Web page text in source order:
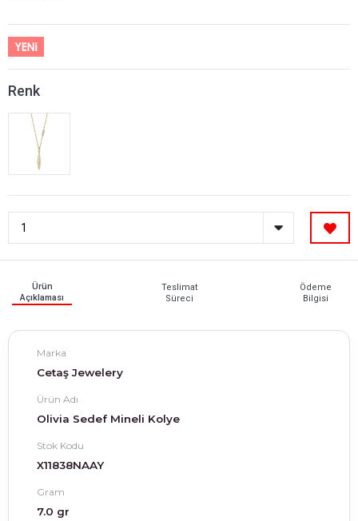
Renk
Ürün
Açıklaması
Teslimat
Süreci
Ödeme
Bilgisi
Marka
Cetaş Jewelery
Ürün Adı
Olivia Sedef Mineli Kolye
Stok Kodu
X11838NAAY
Gram
7.0 gr